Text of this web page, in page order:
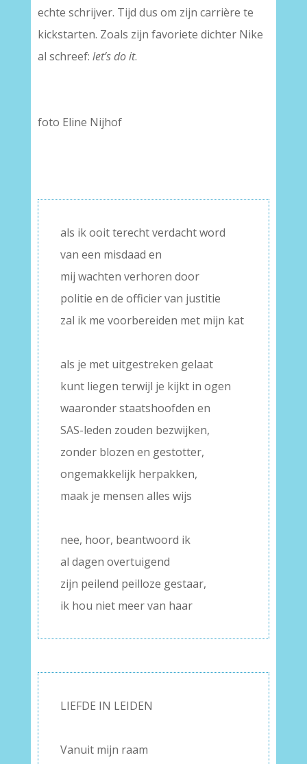
echte schrijver. Tijd dus om zijn carrière te
kickstarten. Zoals zijn favoriete dichter Nike
al schreef: let’s do it.
foto Eline Nijhof
als ik ooit terecht verdacht word
van een misdaad en
mij wachten verhoren door
politie en de officier van justitie
zal ik me voorbereiden met mijn kat
als je met uitgestreken gelaat
kunt liegen terwijl je kijkt in ogen
waaronder staatshoofden en
SAS-leden zouden bezwijken,
zonder blozen en gestotter,
ongemakkelijk herpakken,
maak je mensen alles wijs
nee, hoor, beantwoord ik
al dagen overtuigend
zijn peilend peilloze gestaar,
ik hou niet meer van haar
LIEFDE IN LEIDEN
Vanuit mijn raam